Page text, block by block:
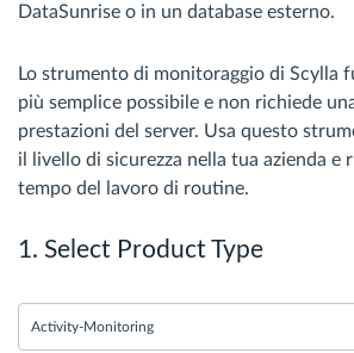
DataSunrise o in un database esterno.
Lo strumento di monitoraggio di Scylla
più semplice possibile e non richiede
prestazioni del server. Usa questo
il livello di sicurezza nella tua azienda e
tempo del lavoro di routine.
1. Select Product Type
Activity-Monitoring